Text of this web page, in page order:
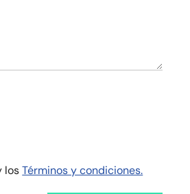
los Términos y condiciones.